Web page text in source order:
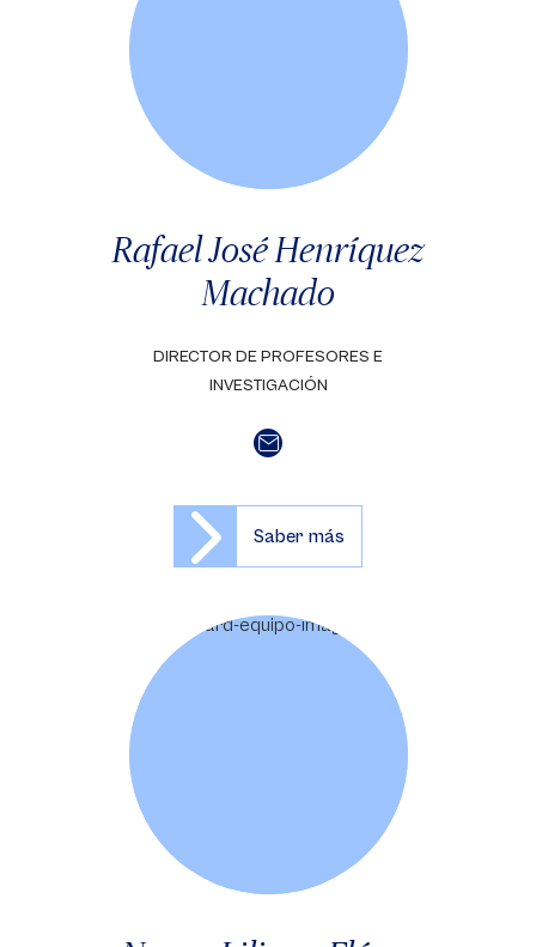
Rafael José Henríquez
Machado
DIRECTOR DE PROFESORES E
INVESTIGACIÓN
Saber más